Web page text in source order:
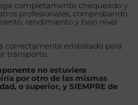
completamente chequeado y
profesionales, comprobando
rendimiento y bajo nivel
correctamente embalado para
transporte.
no estuviera
por otro de las mismas
o superior, y SIEMPRE de